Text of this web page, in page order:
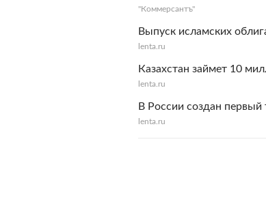
"Коммерсантъ"
Выпуск исламских
lenta.ru
Казахстан займет 10
lenta.ru
В России создан
lenta.ru